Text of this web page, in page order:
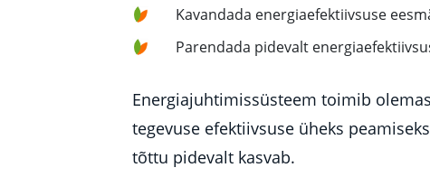
Kavandada energiaefektiivsuse
Parendada pidevalt
Energiajuhtimissüsteem toimib
tegevuse efektiivsuse üheks
tõttu pidevalt kasvab.